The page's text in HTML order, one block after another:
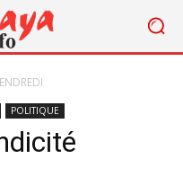
POLITIQUE